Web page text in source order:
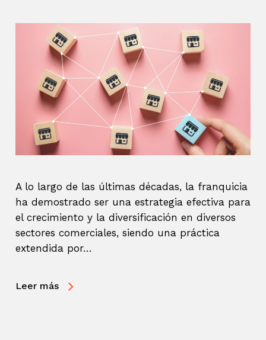
A lo largo de las últimas décadas, la franquicia
ha demostrado ser una estrategia efectiva para
el crecimiento y la diversificación en diversos
sectores comerciales, siendo una práctica
extendida por…
Leer más